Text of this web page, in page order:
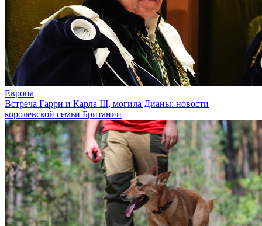
Европа
Встреча Гарри и Карла III, могила Дианы: новости
королевской семьи Британии